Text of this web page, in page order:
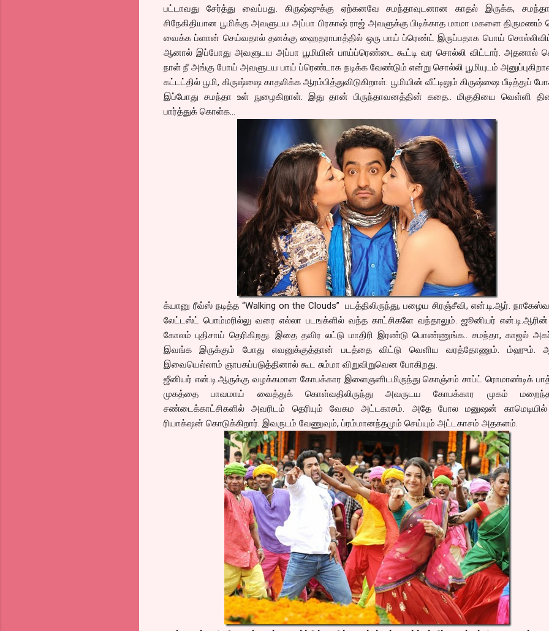
பட்டாவது சேர்த்து வைப்பது. கிருஷ்ஷுக்கு ஏற்கனவே சமந்தாவுடனான காதல் இருக்க,
சிநேகிதியான பூமிக்கு அவளுடய அப்பா பிரகாஷ் ராஜ் அவளுக்கு பிடிக்காத மாமா மகனை திருமணம்
வைக்க ப்ளான் செய்வதால் தனக்கு ஹைதராபாத்தில் ஒரு பாய் ப்ரெண்ட் இருப்பதாக பொய்
ஆனால் இப்போது அவளுடய அப்பா பூமியின் பாய்ப்ரெண்டை கூட்டி வர சொல்லி விட்டார். அதனால்
நாள் நீ அங்கு போய் அவளுடய பாய் ப்ரெண்டாக நடிக்க வேண்டும் என்று சொல்லி பூமியுடம்
கட்டட்தில் பூமி, கிருஷ்ஷை காதலிக்க ஆரம்பித்துவிடுகிறாள். பூமியின் வீட்டிலும் கிருஷ்ஷை பீடித்துப்
இப்போது சமந்தா உள் நுழைகிறாள். இது தான் பிருந்தாவனத்தின் கதை.. மிகுதியை வெள்ளி
பார்த்துக் கொள்க…
க்யானு ரீவ்ஸ் நடித்த “Walking on the Clouds” படத்திலிருந்து, பழைய சிரஞ்சீவி, என்.டி.ஆர்.
லேட்டஸ்ட் பொம்மரில்லு வரை எல்லா படஙக்ளில் வந்த காட்சிகளே வந்தாலும். ஜூனியர் என்.டி.ஆரின்
கோலம் புதிசாய் தெரிகிறது. இதை தவிர லட்டு மாதிரி இரண்டு பொண்ணுங்க.. சமந்தா, காஜல்
இவங்க இருக்கும் போது எவனுக்குத்தான் படத்தை விட்டு வெளிய வரத்தோணும். ம்ஹும்.
இவையெல்லாம் ஞாபகப்படுத்தினால் கூட சும்மா விறுவிறுவென போகிறது.
ஜீனியர் என்.டி.ஆருக்கு வழக்கமான கோபக்கார இளைஞனிடமிருந்து கொஞ்சம் சாப்ட் ரொமாண்டிக்
முகத்தை பாவமாய் வைத்துக் கொள்வதிலிருந்து அவருடய கோபக்கார முகம்
சண்டைக்காட்சிகளில் அவரிடம் தெரியும் வேகம அட்டகாசம். அதே போல மனுஷன்
ரியாக்‌ஷன் கொடுக்கிறார். இவருடம் வேணுவும், ப்ரம்மானந்தமும் செய்யும் அட்டகாசம் அதகளம்.